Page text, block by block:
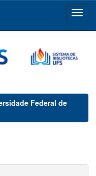
Federal de